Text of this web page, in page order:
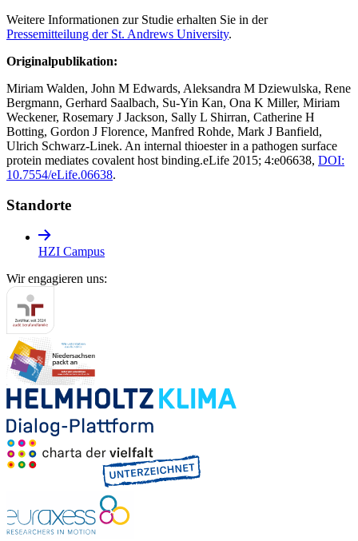
Weitere Informationen zur Studie erhalten Sie in der
Pressemitteilung der St. Andrews University.
Originalpublikation:
Miriam Walden, John M Edwards, Aleksandra M Dziewulska, Rene
Bergmann, Gerhard Saalbach, Su-Yin Kan, Ona K Miller, Miriam
Weckener, Rosemary J Jackson, Sally L Shirran, Catherine H
Botting, Gordon J Florence, Manfred Rohde, Mark J Banfield,
Ulrich Schwarz-Linek. An internal thioester in a pathogen surface
protein mediates covalent host binding.eLife 2015; 4:e06638, DOI:
10.7554/eLife.06638.
Standorte
HZI Campus
Wir engagieren uns: